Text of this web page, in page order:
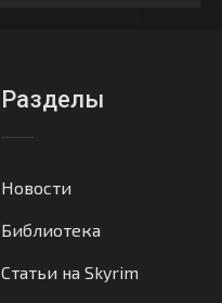
Разделы
Новости
Библиотека
Статьи на Skyrim